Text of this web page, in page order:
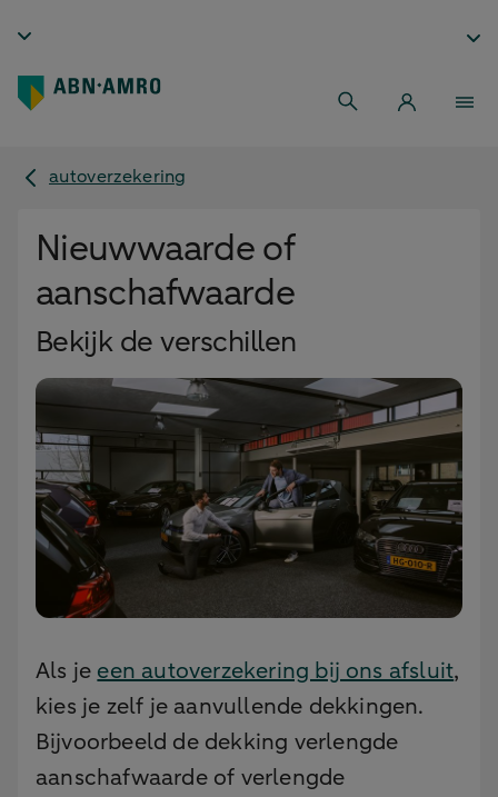
autoverzekering
Nieuwwaarde of
aanschafwaarde
Bekijk de verschillen
Als je een autoverzekering bij ons afsluit,
kies je zelf je aanvullende dekkingen.
Bijvoorbeeld de dekking verlengde
aanschafwaarde of verlengde